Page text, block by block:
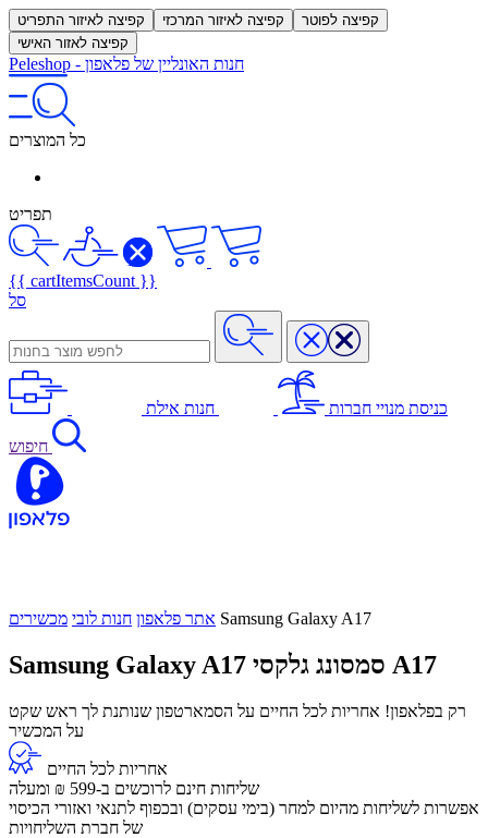
קפיצה לאיזור התפריט קפיצה לאיזור המרכזי
קפיצה לפוטר
קפיצה לאזור האישי
Peleshop - חנות האונליין של פלאפון
כל המוצרים
תפריט
{{ cartItemsCount }}
סל
כניסת מנויי חברות חנות אילת
חיפוש
אתר פלאפון חנות לובי מכשירים Samsung Galaxy A17
Samsung Galaxy A17 סמסונג גלקסי A17
רק בפלאפון! אחריות לכל החיים על הסמארטפון שנותנת לך ראש שקט
על המכשיר
אחריות לכל החיים
שליחות חינם לרוכשים ב-599 ₪ ומעלה
​אפשרות לשליחות מהיום למחר (בימי עסקים) ובכפוף לתנאי ואזורי הכיסוי
של חברת השליחויות